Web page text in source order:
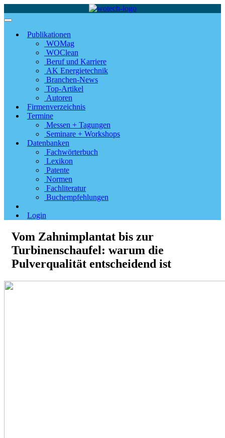
Publikationen
WOMag
WOClean
Beruf und Karriere
AK Energietechnik
Branchen-News
Top-Artikel
Autoren
Firmenverzeichnis
Termine
Messen + Tagungen
Seminare + Workshops
Datenbanken
Fachwörterbuch
Lexikon
Patente
Normen
Fachliteratur
Buchempfehlungen
Login
Vom Zahnimplantat bis zur
Turbinenschaufel: warum die
Pulverqualität entscheidend ist